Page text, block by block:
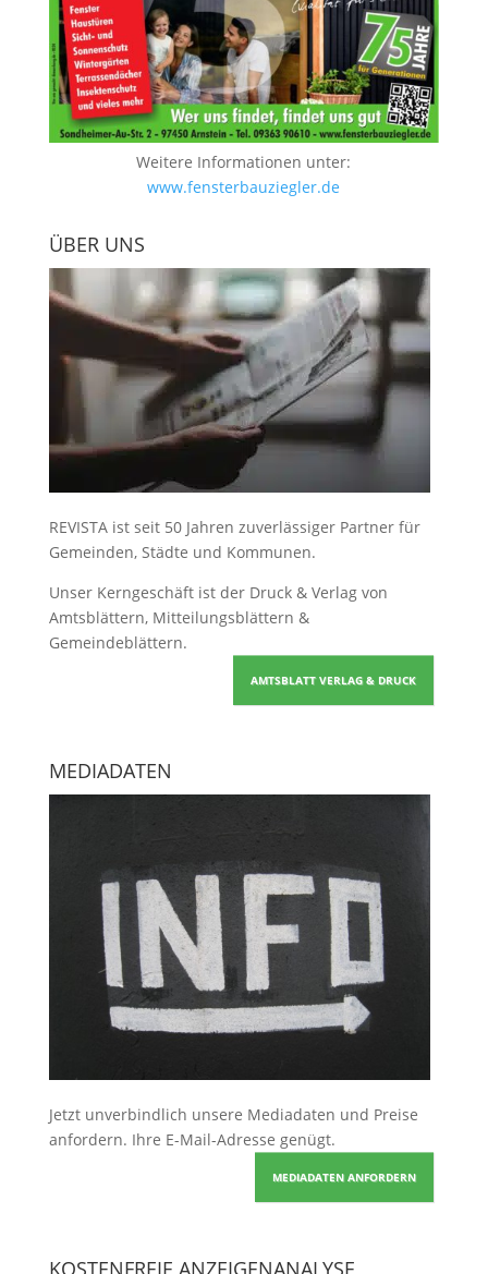
Weitere Informationen unter:
www.fensterbauziegler.de
ÜBER UNS
REVISTA ist seit 50 Jahren zuverlässiger Partner für
Gemeinden, Städte und Kommunen.
Unser Kerngeschäft ist der Druck & Verlag von
Amtsblättern, Mitteilungsblättern &
Gemeindeblättern.
AMTSBLATT VERLAG & DRUCK
MEDIADATEN
Jetzt unverbindlich unsere Mediadaten und Preise
anfordern. Ihre E-Mail-Adresse genügt.
MEDIADATEN ANFORDERN
KOSTENFREIE ANZEIGENANALYSE